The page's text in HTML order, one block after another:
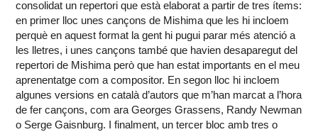
consolidat un repertori que està elaborat a partir de tres ítems:
en primer lloc unes cançons de Mishima que les hi incloem
perquè en aquest format la gent hi pugui parar més atenció a
les lletres, i unes cançons també que havien desaparegut del
repertori de Mishima però que han estat importants en el meu
aprenentatge com a compositor. En segon lloc hi incloem
algunes versions en català d’autors que m’han marcat a l’hora
de fer cançons, com ara Georges Grassens, Randy Newman
o Serge Gaisnburg. I finalment, un tercer bloc amb tres o